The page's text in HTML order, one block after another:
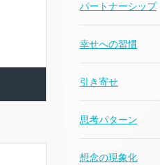
パートナーシップ
幸せへの習慣
引き寄せ
思考パターン
想念の現象化